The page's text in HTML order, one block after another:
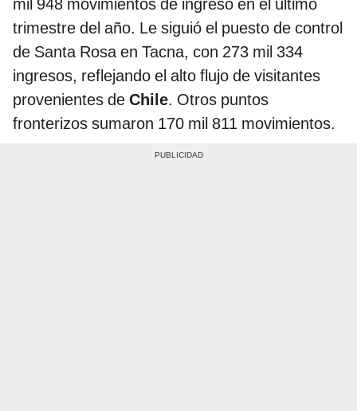
mil 948 movimientos de ingreso en el último
trimestre del año. Le siguió el puesto de control
de Santa Rosa en Tacna, con 273 mil 334
ingresos, reflejando el alto flujo de visitantes
provenientes de Chile. Otros puntos
fronterizos sumaron 170 mil 811 movimientos.